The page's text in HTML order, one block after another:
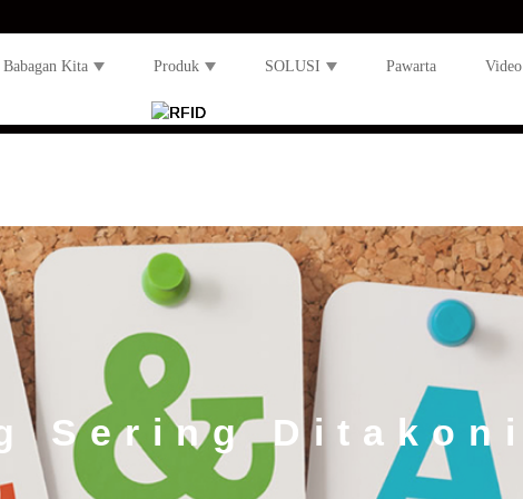
Babagan Kita Produk SOLUSI Pawarta Video
Sering Ditakoni